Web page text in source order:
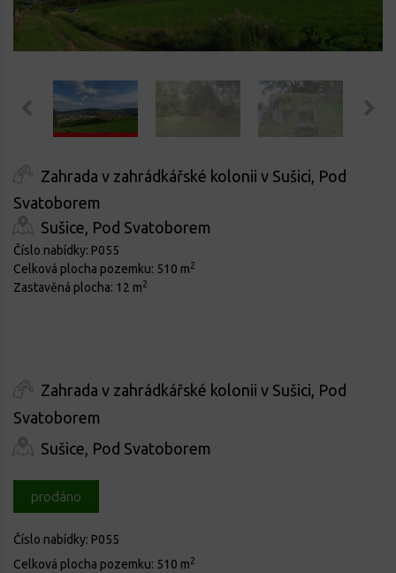
Zahrada v zahrádkářské kolonii v Sušici, Pod
Svatoborem
Sušice, Pod Svatoborem
Číslo nabídky: P055
Celková plocha pozemku: 510 m2
Zastavěná plocha: 12 m2
Zahrada v zahrádkářské kolonii v Sušici, Pod
Svatoborem
Sušice, Pod Svatoborem
prodáno
Číslo nabídky: P055
Celková plocha pozemku: 510 m2